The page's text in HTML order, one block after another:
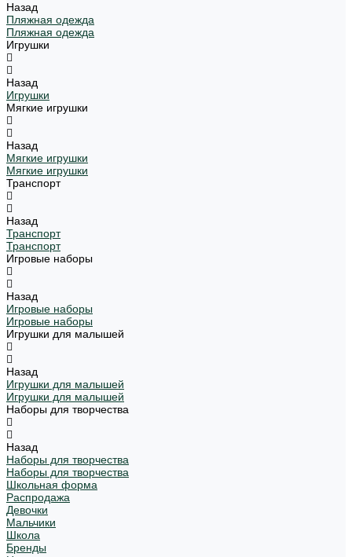
Назад
Пляжная одежда
Пляжная одежда
Игрушки
Назад
Игрушки
Мягкие игрушки
Назад
Мягкие игрушки
Мягкие игрушки
Транспорт
Назад
Транспорт
Транспорт
Игровые наборы
Назад
Игровые наборы
Игровые наборы
Игрушки для малышей
Назад
Игрушки для малышей
Игрушки для малышей
Наборы для творчества
Назад
Наборы для творчества
Наборы для творчества
Школьная форма
Распродажа
Девочки
Мальчики
Школа
Бренды